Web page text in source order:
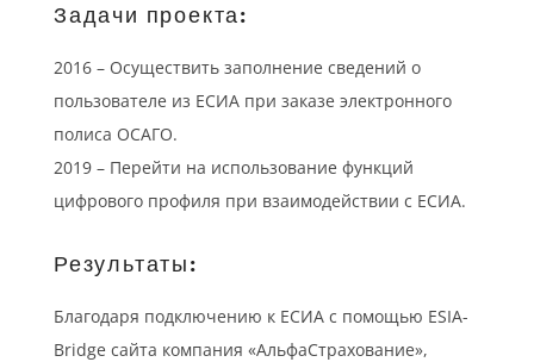
Задачи проекта:
2016 – Осуществить заполнение сведений о
пользователе из ЕСИА при заказе электронного
полиса ОСАГО.
2019 – Перейти на использование функций
цифрового профиля при взаимодействии с ЕСИА.
Результаты:
Благодаря подключению к ЕСИА с помощью ESIA-
Bridge сайта компания «АльфаСтрахование»,